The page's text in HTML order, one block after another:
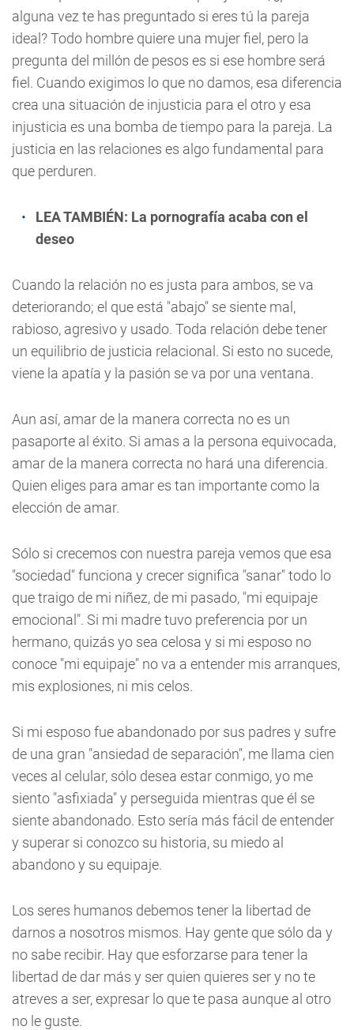
alguna vez te has preguntado si eres tú la pareja
ideal? Todo hombre quiere una mujer fiel, pero la
pregunta del millón de pesos es si ese hombre será
fiel. Cuando exigimos lo que no damos, esa diferencia
crea una situación de injusticia para el otro y esa
injusticia es una bomba de tiempo para la pareja. La
justicia en las relaciones es algo fundamental para
que perduren.
LEA TAMBIÉN: La pornografía acaba con el
deseo
Cuando la relación no es justa para ambos, se va
deteriorando; el que está "abajo" se siente mal,
rabioso, agresivo y usado. Toda relación debe tener
un equilibrio de justicia relacional. Si esto no sucede,
viene la apatía y la pasión se va por una ventana.
Aun así, amar de la manera correcta no es un
pasaporte al éxito. Si amas a la persona equivocada,
amar de la manera correcta no hará una diferencia.
Quien eliges para amar es tan importante como la
elección de amar.
Sólo si crecemos con nuestra pareja vemos que esa
"sociedad" funciona y crecer significa "sanar" todo lo
que traigo de mi niñez, de mi pasado, "mi equipaje
emocional". Si mi madre tuvo preferencia por un
hermano, quizás yo sea celosa y si mi esposo no
conoce "mi equipaje" no va a entender mis arranques,
mis explosiones, ni mis celos.
Si mi esposo fue abandonado por sus padres y sufre
de una gran "ansiedad de separación", me llama cien
veces al celular, sólo desea estar conmigo, yo me
siento "asfixiada" y perseguida mientras que él se
siente abandonado. Esto sería más fácil de entender
y superar si conozco su historia, su miedo al
abandono y su equipaje.
Los seres humanos debemos tener la libertad de
darnos a nosotros mismos. Hay gente que sólo da y
no sabe recibir. Hay que esforzarse para tener la
libertad de dar más y ser quien quieres ser y no te
atreves a ser, expresar lo que te pasa aunque al otro
no le guste.